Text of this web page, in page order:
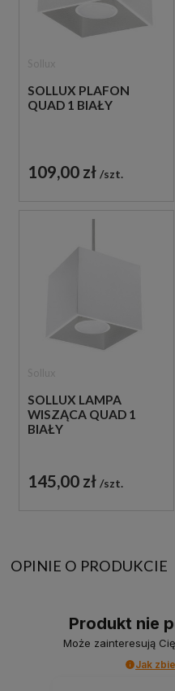
SOLLUX PLAFON
QUAD 1 BIAŁY
109,00 zł szt.
SOLLUX LAMPA
WISZĄCA QUAD 1
BIAŁY
145,00 zł szt.
OPINIE O PRODUKCIE
Produkt nie
Może zainteresują
Jak